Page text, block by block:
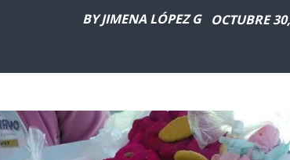
BYJIMENA LÓPEZ G OCTUBRE